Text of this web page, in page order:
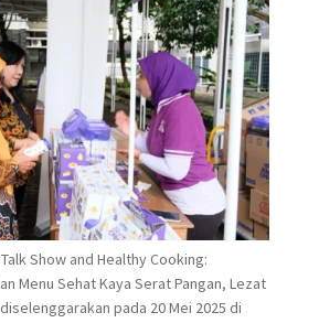
Show and Healthy Cooking:
Menu Sehat Kaya Serat Pangan, Lezat
pada 20 Mei 2025 di